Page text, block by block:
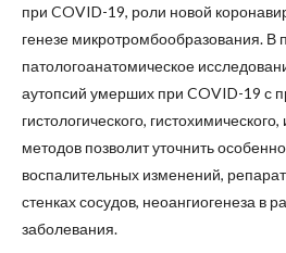
при COVID-19, роли новой
генезе микротромбообразования. В
патологоанатомическое
аутопсий умерших при COVID-19 с
гистологического,
методов позволит уточнить
воспалительных изменений,
стенках сосудов, неоангиогенеза в
заболевания.